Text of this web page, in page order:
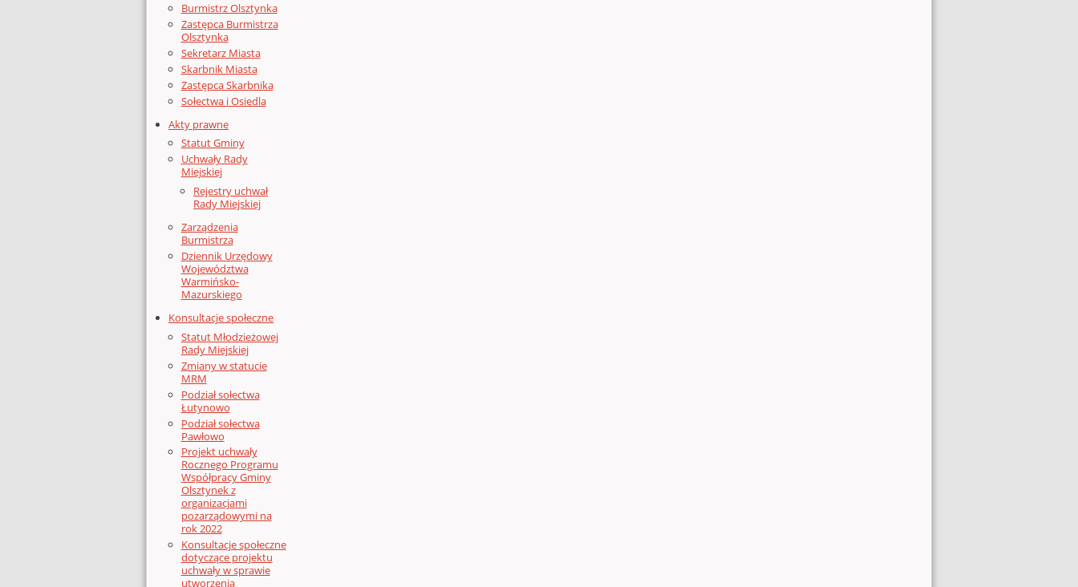
Burmistrz Olsztynka
Zastępca Burmistrza
Olsztynka
Sekretarz Miasta
Skarbnik Miasta
Zastępca Skarbnika
Sołectwa i Osiedla
Akty prawne
Statut Gminy
Uchwały Rady
Miejskiej
Rejestry uchwał
Rady Miejskiej
Zarządzenia
Burmistrza
Dziennik Urzędowy
Województwa
Warmińsko-
Mazurskiego
Konsultacje społeczne
Statut Młodzieżowej
Rady Miejskiej
Zmiany w statucie
MRM
Podział sołectwa
Łutynowo
Podział sołectwa
Pawłowo
Projekt uchwały
Rocznego Programu
Współpracy Gminy
Olsztynek z
organizacjami
pozarządowymi na
rok 2022
Konsultacje społeczne
dotyczące projektu
uchwały w sprawie
utworzenia